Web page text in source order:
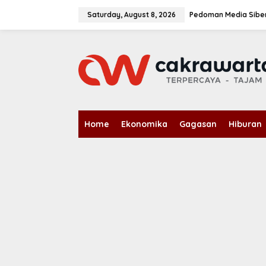
Saturday, August 8, 2026 Pedoman Media
Home Ekonomika Gagasan Hiburan